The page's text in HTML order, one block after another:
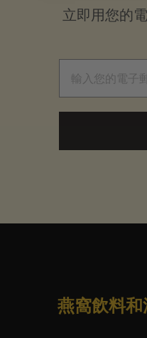
立即用您的
燕窩飲料和